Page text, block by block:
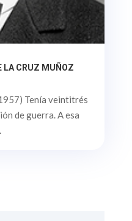
LA CRUZ MUÑOZ
Tenía veintitrés
de guerra. A esa